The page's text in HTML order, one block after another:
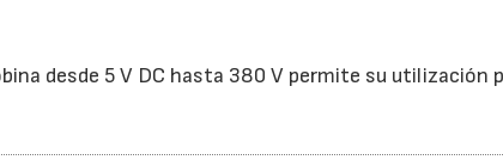
desde 5 V DC hasta 380 V permite su utilización